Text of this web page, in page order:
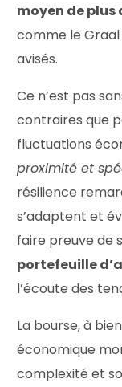
moyen de plus
comme le
avisés.
Ce n’est pas
contraires que
fluctuations
proximité et
résilience
s’adaptent et
faire preuve de
portefeuille
l’écoute des
La bourse, à
économique
complexité et